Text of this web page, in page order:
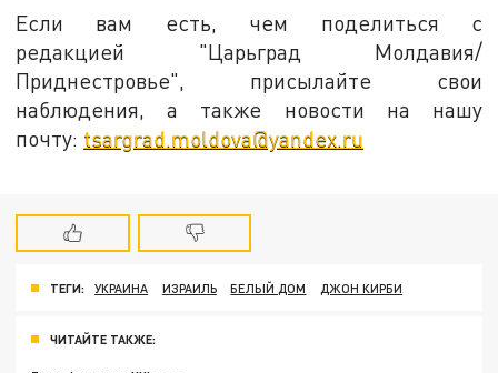
Если вам есть, чем поделиться с
редакцией "Царьград Молдавия/
Приднестровье", присылайте свои
наблюдения, а также новости на нашу
почту: tsargrad.moldova@yandex.ru
ТЕГИ: УКРАИНА ИЗРАИЛЬ БЕЛЫЙ ДОМ ДЖОН КИРБИ
ЧИТАЙТЕ ТАКЖЕ: